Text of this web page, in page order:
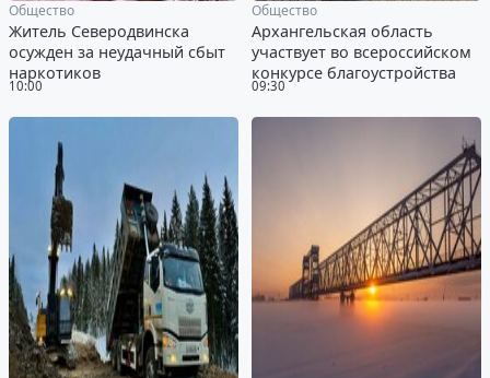
10:00
Общество
Житель Северодвинска
осужден за неудачный сбыт
наркотиков
09:30
Общество
Архангельская область
участвует во всероссийском
конкурсе благоустройства